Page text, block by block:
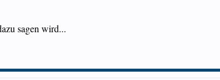
sagen wird...